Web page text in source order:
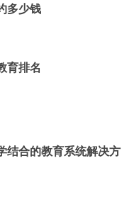
多少钱
育排名
结合的教育系统解决方